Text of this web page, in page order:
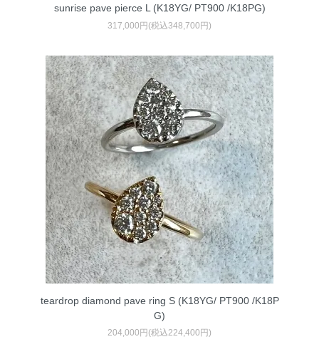
sunrise pave pierce L (K18YG/ PT900 /K18PG)
317,000円(税込348,700円)
teardrop diamond pave ring S (K18YG/ PT900 /K18P
G)
204,000円(税込224,400円)